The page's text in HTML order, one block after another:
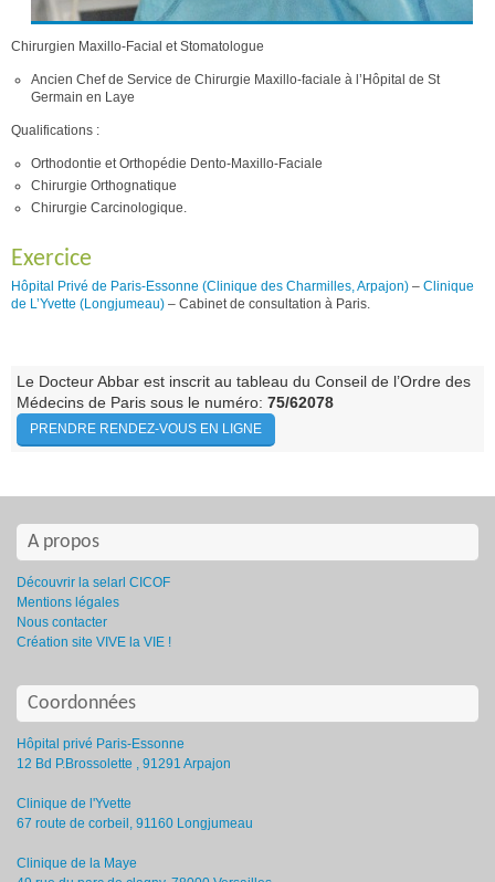
Chirurgien Maxillo-Facial et Stomatologue
Ancien Chef de Service de Chirurgie Maxillo-faciale à l’Hôpital de St
Germain en Laye
Qualifications :
Orthodontie et Orthopédie Dento-Maxillo-Faciale
Chirurgie Orthognatique
Chirurgie Carcinologique.
Exercice
Hôpital Privé de Paris-Essonne (Clinique des Charmilles, Arpajon) – Clinique
de L’Yvette (Longjumeau) – Cabinet de consultation à Paris.
Le Docteur Abbar est inscrit au tableau du Conseil de l’Ordre des
Médecins de Paris sous le numéro: 75/62078
PRENDRE RENDEZ-VOUS EN LIGNE
A propos
Découvrir la selarl CICOF
Mentions légales
Nous contacter
Création site VIVE la VIE !
Coordonnées
Hôpital privé Paris-Essonne
12 Bd P.Brossolette , 91291 Arpajon
Clinique de l'Yvette
67 route de corbeil, 91160 Longjumeau
Clinique de la Maye